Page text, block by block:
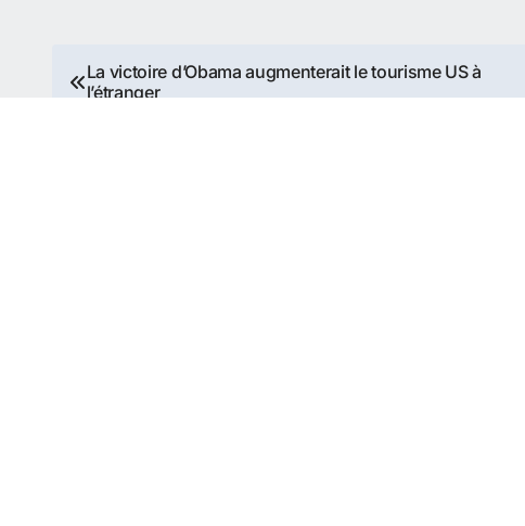
Navigation
La victoire d’Obama augmenterait le tourisme US à
l’étranger